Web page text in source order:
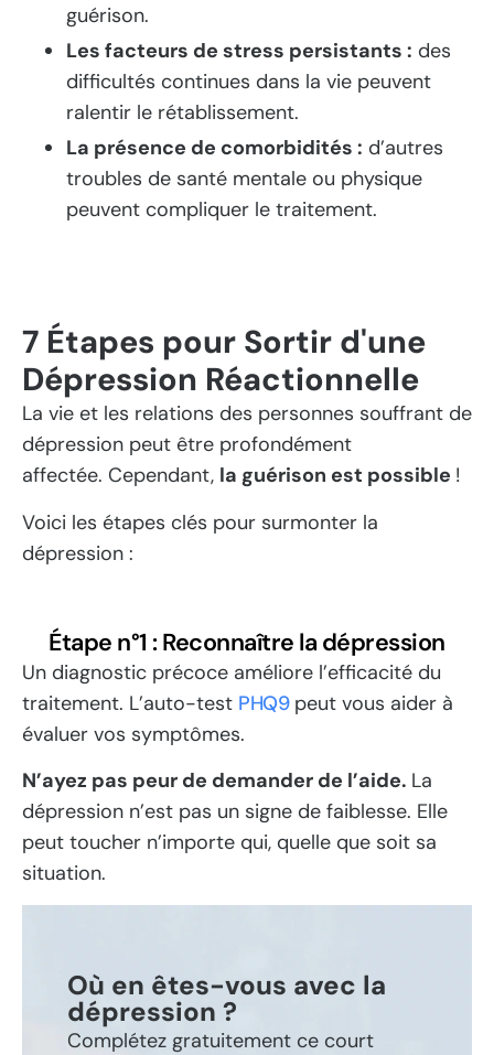
guérison.
Les facteurs de stress persistants : des
difficultés continues dans la vie peuvent
ralentir le rétablissement.
La présence de comorbidités : d’autres
troubles de santé mentale ou physique
peuvent compliquer le traitement.
7 Étapes pour Sortir d'une
Dépression Réactionnelle
La vie et les relations des personnes souffrant de
dépression peut être profondément
affectée. Cependant, la guérison est possible !
Voici les étapes clés pour surmonter la
dépression :
Étape n°1 : Reconnaître la dépression
Un diagnostic précoce améliore l’efficacité du
traitement. L’auto-test PHQ9peut vous aider à
évaluer vos symptômes.
N’ayez pas peur de demander de l’aide. La
dépression n’est pas un signe de faiblesse. Elle
peut toucher n’importe qui, quelle que soit sa
situation.
Où en êtes-vous avec la
dépression ?
Complétez gratuitement ce court